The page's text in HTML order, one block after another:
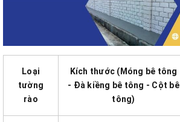
Loại
tường
rào
Kích thước (Móng bê tông
- Đà kiềng bê tông - Cột bê
tông)